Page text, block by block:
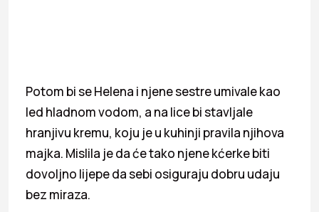
Potom bi se Helena i njene sestre umivale kao
led hladnom vodom, a na lice bi stavljale
hranjivu kremu, koju je u kuhinji pravila njihova
majka. Mislila je da će tako njene kćerke biti
dovoljno lijepe da sebi osiguraju dobru udaju
bez miraza.